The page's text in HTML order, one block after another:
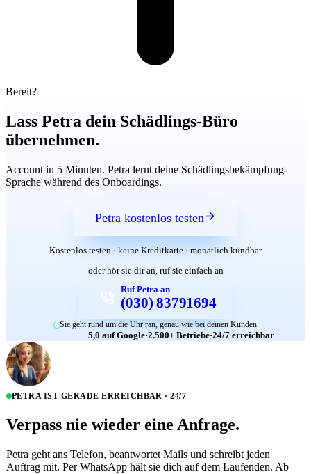
Bereit?
Lass Petra dein Schädlings-Büro
übernehmen.
Account in 5 Minuten. Petra lernt deine Schädlingsbekämpfung-
Sprache während des Onboardings.
Petra kostenlos testen
Kostenlos testen · keine Kreditkarte · monatlich kündbar
oder hör sie dir an, ruf sie einfach an
Ruf Petra an
(030) 83791694
Sie geht rund um die Uhr ran, genau wie bei deinen Kunden
5,0 auf Google·2.500+ Betriebe·24/7 erreichbar
PETRA IST GERADE ERREICHBAR · 24/7
Verpass nie wieder eine Anfrage.
Petra geht ans Telefon, beantwortet Mails und schreibt jeden
Auftrag mit. Per WhatsApp hält sie dich auf dem Laufenden. Ab